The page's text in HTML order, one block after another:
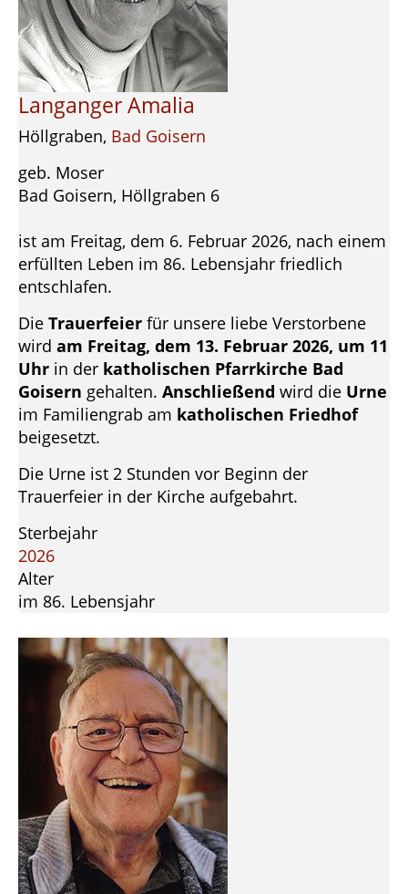
Langanger Amalia
Höllgraben, Bad Goisern
geb. Moser
Bad Goisern, Höllgraben 6
ist am Freitag, dem 6. Februar 2026, nach einem
erfüllten Leben im 86. Lebensjahr friedlich
entschlafen.
Die Trauerfeier für unsere liebe Verstorbene
wird am Freitag, dem 13. Februar 2026, um 11
Uhr in der katholischen Pfarrkirche Bad
Goisern gehalten. Anschließend wird die Urne
im Familiengrab am katholischen Friedhof
beigesetzt.
Die Urne ist 2 Stunden vor Beginn der
Trauerfeier in der Kirche aufgebahrt.
Sterbejahr
2026
Alter
im 86. Lebensjahr